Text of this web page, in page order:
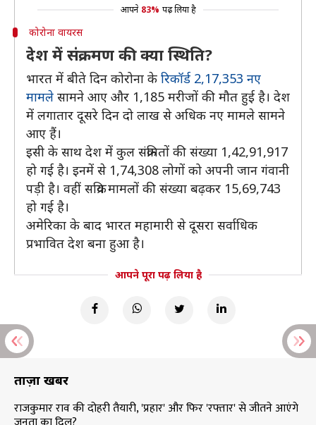
आपने 83% पढ़ लिया है
कोरोना वायरस
देश में संक्रमण की क्या स्थिति?
भारत में बीते दिन कोरोना के रिकॉर्ड 2,17,353 नए
मामले सामने आए और 1,185 मरीजों की मौत हुई है। देश
में लगातार दूसरे दिन दो लाख से अधिक नए मामले सामने
आए हैं।
इसी के साथ देश में कुल संक्रमितों की संख्या 1,42,91,917
हो गई है। इनमें से 1,74,308 लोगों को अपनी जान गंवानी
पड़ी है। वहीं सक्रिय मामलों की संख्या बढ़कर 15,69,743
हो गई है।
अमेरिका के बाद भारत महामारी से दूसरा सर्वाधिक
प्रभावित देश बना हुआ है।
आपने पूरा पढ़ लिया है
ताज़ा खबरें
राजकुमार राव की दोहरी तैयारी, 'प्रहार' और फिर 'रफ्तार' से जीतने आएंगे